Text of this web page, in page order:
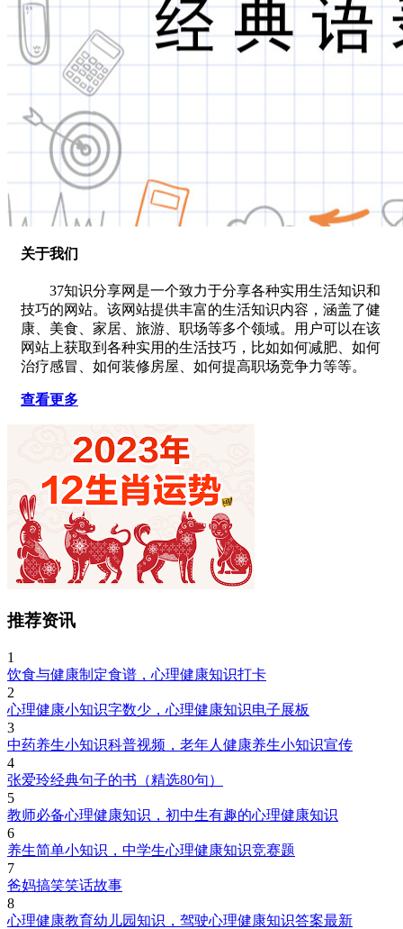
关于我们
37知识分享网是一个致力于分享各种实用生活知识和
技巧的网站。该网站提供丰富的生活知识内容，涵盖了健
康、美食、家居、旅游、职场等多个领域。用户可以在该
网站上获取到各种实用的生活技巧，比如如何减肥、如何
治疗感冒、如何装修房屋、如何提高职场竞争力等等。
查看更多
推荐资讯
1
饮食与健康制定食谱，心理健康知识打卡
2
心理健康小知识字数少，心理健康知识电子展板
3
中药养生小知识科普视频，老年人健康养生小知识宣传
4
张爱玲经典句子的书（精选80句）
5
教师必备心理健康知识，初中生有趣的心理健康知识
6
养生简单小知识，中学生心理健康知识竞赛题
7
爸妈搞笑笑话故事
8
心理健康教育幼儿园知识，驾驶心理健康知识答案最新